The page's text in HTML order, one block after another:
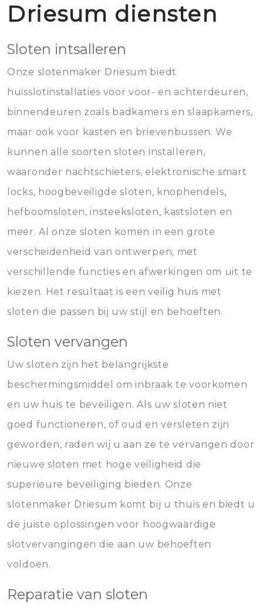
Driesum diensten
Sloten intsalleren
Onze slotenmaker Driesum biedt
huisslotinstallaties voor voor- en achterdeuren,
binnendeuren zoals badkamers en slaapkamers,
maar ook voor kasten en brievenbussen. We
kunnen alle soorten sloten installeren,
waaronder nachtschieters, elektronische smart
locks, hoogbeveiligde sloten, knophendels,
hefboomsloten, insteeksloten, kastsloten en
meer. Al onze sloten komen in een grote
verscheidenheid van ontwerpen, met
verschillende functies en afwerkingen om uit te
kiezen. Het resultaat is een veilig huis met
sloten die passen bij uw stijl en behoeften.
Sloten vervangen
Uw sloten zijn het belangrijkste
beschermingsmiddel om inbraak te voorkomen
en uw huis te beveiligen. Als uw sloten niet
goed functioneren, of oud en versleten zijn
geworden, raden wij u aan ze te vervangen door
nieuwe sloten met hoge veiligheid die
superieure beveiliging bieden. Onze
slotenmaker Driesum komt bij u thuis en biedt u
de juiste oplossingen voor hoogwaardige
slotvervangingen die aan uw behoeften
voldoen.
Reparatie van sloten